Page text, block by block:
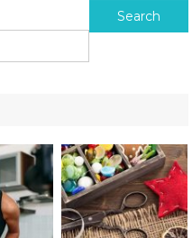
Search for: